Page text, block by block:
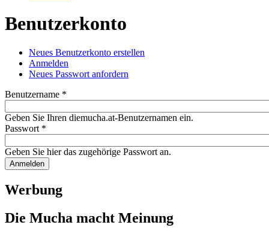
Benutzerkonto
Haupt-Reiter
Neues Benutzerkonto erstellen
Anmelden
Neues Passwort anfordern
Benutzername *
Geben Sie Ihren diemucha.at-Benutzernamen ein.
Passwort *
Geben Sie hier das zugehörige Passwort an.
Werbung
Die Mucha macht Meinung